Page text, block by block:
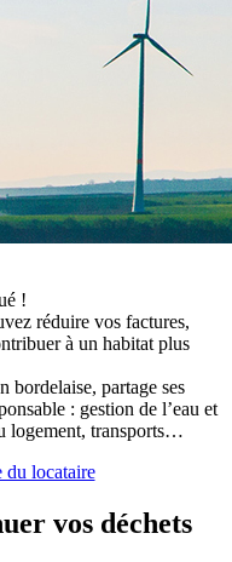
!
réduire vos factures,
à un habitat plus
bordelaise, partage ses
: gestion de l’eau et
logement, transports…
du locataire
vos déchets